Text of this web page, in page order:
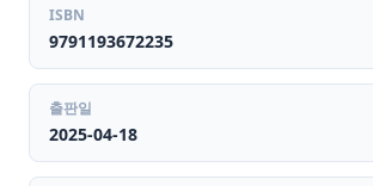
ISBN
9791193672235
출판일
2025-04-18